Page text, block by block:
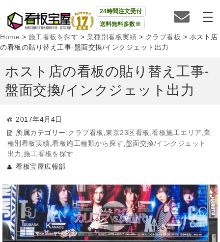
24時間注文受付
送料無料多数※
Home > 施工看板を探す > 業種別看板実績 > クラブ看板 > ホスト店
の看板の貼り替え工事-盤面交換/インクジェット出力
ホスト店の看板の貼り替え工事-
盤面交換/インクジェット出力
2017年4月4日
所属カテゴリー:クラブ看板 ,東京23区看板 ,看板施工エリア ,業
種別看板実績 ,看板施工種類から探す 盤面交換/インクジェット
出力 ,施工看板を探す
看板宝屋広報部